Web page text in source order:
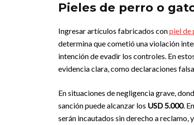
Pieles de perro o
Ingresar artículos fabricados conpiel de
determina que cometió una violación
intención de evadir los controles. En
evidencia clara, como declaraciones
En situaciones de negligencia grave,
sanción puede alcanzar los USD 5.000.
serán incautados sin derecho a